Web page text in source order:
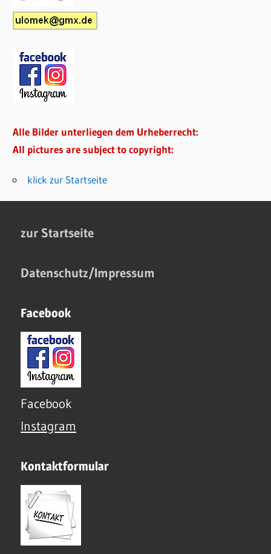
Alle Bilder unterliegen dem Urheberrecht:
All pictures are subject to copyright:
klick zur Startseite
zur Startseite
Datenschutz/Impressum
Facebook
Facebook
Instagram
Kontaktformular